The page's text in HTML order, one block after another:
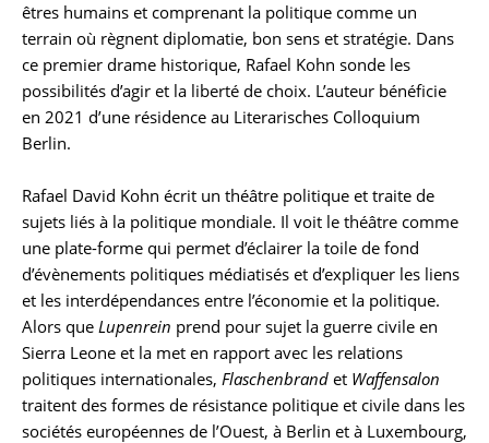
êtres humains et comprenant la politique comme un
terrain où règnent diplomatie, bon sens et stratégie. Dans
ce premier drame historique, Rafael Kohn sonde les
possibilités d’agir et la liberté de choix. L’auteur bénéficie
en 2021 d’une résidence au Literarisches Colloquium
Berlin.
Rafael David Kohn écrit un théâtre politique et traite de
sujets liés à la politique mondiale. Il voit le théâtre comme
une plate-forme qui permet d’éclairer la toile de fond
d’évènements politiques médiatisés et d’expliquer les liens
et les interdépendances entre l’économie et la politique.
Alors que Lupenrein prend pour sujet la guerre civile en
Sierra Leone et la met en rapport avec les relations
politiques internationales, Flaschenbrand et Waffensalon
traitent des formes de résistance politique et civile dans les
sociétés européennes de l’Ouest, à Berlin et à Luxembourg,